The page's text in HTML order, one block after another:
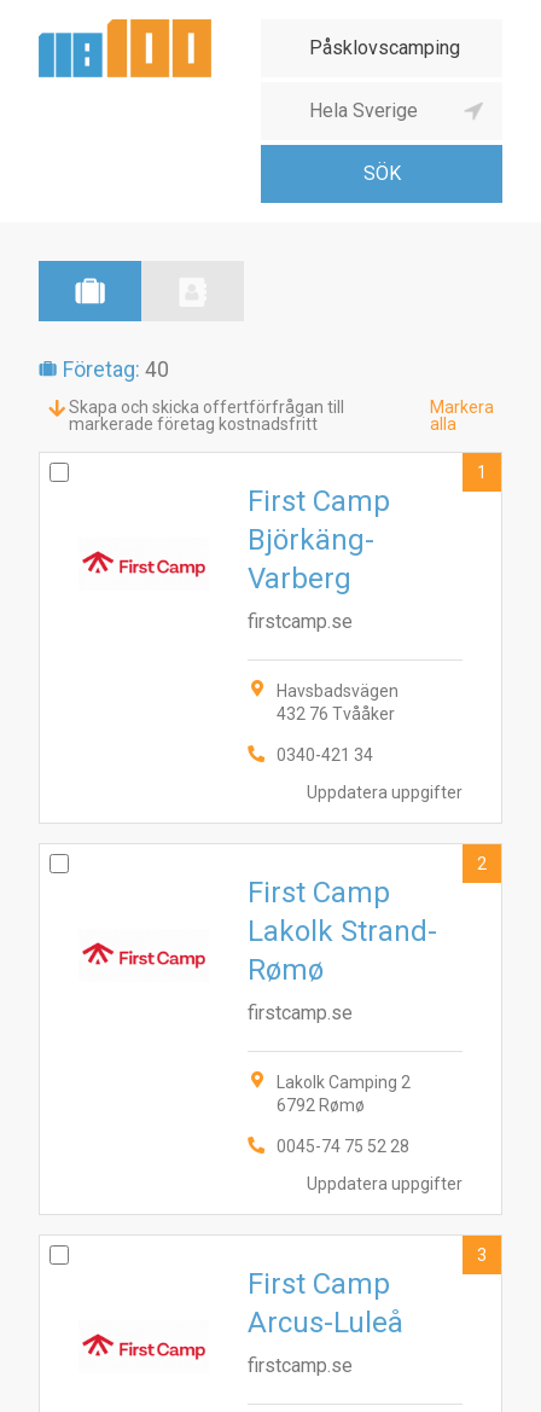
Företag: 40
Skapa och skicka offertförfrågan till
markerade företag kostnadsfritt
Markera
alla
Uppdatera uppgifter
First Camp
Björkäng-
Varberg
firstcamp.se
Havsbadsvägen
432 76 Tvååker
0340-421 34
1
Uppdatera uppgifter
First Camp
Lakolk Strand-
Rømø
firstcamp.se
Lakolk Camping 2
6792 Rømø
0045-74 75 52 28
2
First Camp
Arcus-Luleå
firstcamp.se
3